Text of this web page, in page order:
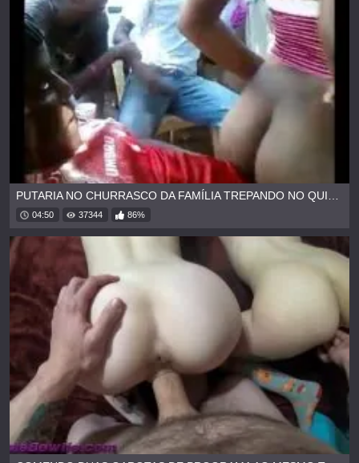
PUTARIA NO CHURRASCO DA FAMÍLIA TREPANDO NO QUINTAL
04:50 37344 86%